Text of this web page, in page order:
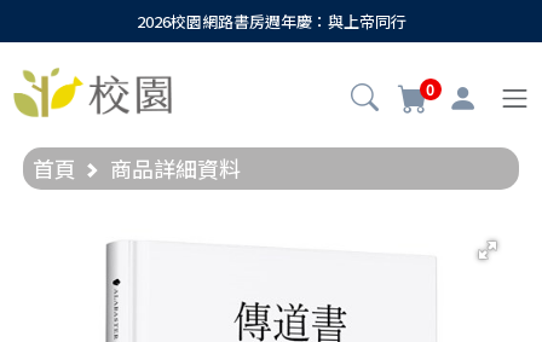
2026校園網路書房週年慶：與上帝同行
0
首頁 商品詳細資料